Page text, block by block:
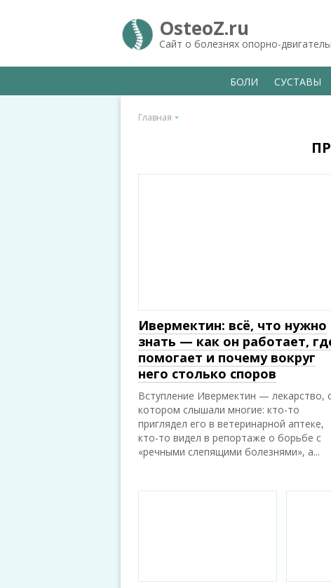
OsteoZ.ru
Сайт о болезнях опорно-
БОЛИ СУСТАВЫ
Главная
Ивермектин: всё, что нужно
знать — как он работает,
помогает и почему вокруг
него столько споров
Вступление Ивермектин — лекарство,
котором слышали многие: кто-то
приглядел его в ветеринарной аптеке,
кто-то видел в репортаже о борьбе с
«речными слепящими болезнями», а...